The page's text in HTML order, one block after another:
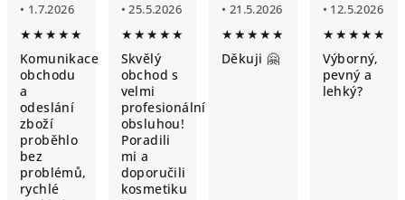
• 1.7.2026
★★★★★
Komunikace
obchodu
a
odeslání
zboží
proběhlo
bez
problémů,
rychlé
• 25.5.2026
★★★★★
Skvělý
obchod s
velmi
profesionální
obsluhou!
Poradili
mi a
doporučili
kosmetiku
• 21.5.2026
★★★★★
Děkuji 🤗
• 12.5.2026
★★★★★
Výborný,
pevný a
lehký?